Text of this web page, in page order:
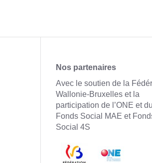
Nos partenaires
Avec le soutien de la
Wallonie-Bruxelles et la
participation de l’ONE et
Fonds Social MAE et
Social 4S